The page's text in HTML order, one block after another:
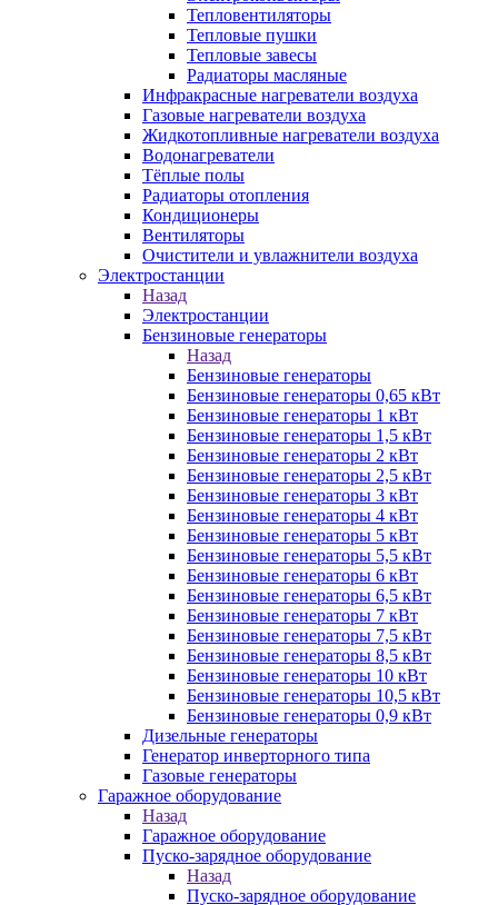
Тепловентиляторы
Тепловые пушки
Тепловые завесы
Радиаторы масляные
Инфракрасные нагреватели воздуха
Газовые нагреватели воздуха
Жидкотопливные нагреватели воздуха
Водонагреватели
Тёплые полы
Радиаторы отопления
Кондиционеры
Вентиляторы
Очистители и увлажнители воздуха
Электростанции
Назад
Электростанции
Бензиновые генераторы
Назад
Бензиновые генераторы
Бензиновые генераторы 0,65 кВт
Бензиновые генераторы 1 кВт
Бензиновые генераторы 1,5 кВт
Бензиновые генераторы 2 кВт
Бензиновые генераторы 2,5 кВт
Бензиновые генераторы 3 кВт
Бензиновые генераторы 4 кВт
Бензиновые генераторы 5 кВт
Бензиновые генераторы 5,5 кВт
Бензиновые генераторы 6 кВт
Бензиновые генераторы 6,5 кВт
Бензиновые генераторы 7 кВт
Бензиновые генераторы 7,5 кВт
Бензиновые генераторы 8,5 кВт
Бензиновые генераторы 10 кВт
Бензиновые генераторы 10,5 кВт
Бензиновые генераторы 0,9 кВт
Дизельные генераторы
Генератор инверторного типа
Газовые генераторы
Гаражное оборудование
Назад
Гаражное оборудование
Пуско-зарядное оборудование
Назад
Пуско-зарядное оборудование